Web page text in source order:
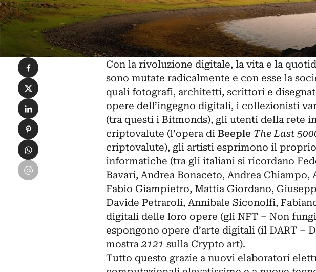
Con la rivoluzione digitale, la vita e la
sono mutate radicalmente e con esse la
quali fotografi, architetti, scrittori e
opere dell’ingegno digitali, i collezionisti
(tra questi i Bitmonds), gli utenti della rete
criptovalute (l’opera di Beeple The Last
criptovalute), gli artisti esprimono il
informatiche (tra gli italiani si ricordano
Bavari, Andrea Bonaceto, Andrea Chiampo,
Fabio Giampietro, Mattia Giordano,
Davide Petraroli, Annibale Siconolfi,
digitali delle loro opere (gli NFT – Non
espongono opere d’arte digitali (il DART ‒
mostra2121 sulla Crypto art).
Tutto questo grazie a nuovi elaboratori
Condividi su Facebook
Condividi su X
Condividi su LinkedIn
Condividi su Pinterest
Condividi su WhatsApp
Condividi su Email